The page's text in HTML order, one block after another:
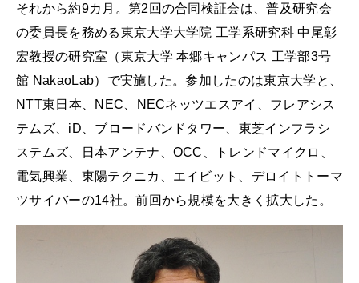
それから約9カ月。第2回の合同検証会は、普及研究会
の委員長を務める東京大学大学院 工学系研究科 中尾彰
宏教授の研究室（東京大学 本郷キャンパス 工学部3号
館 NakaoLab）で実施した。参加したのは東京大学と、
NTT東日本、NEC、NECネッツエスアイ、フレアシス
テムズ、iD、ブロードバンドタワー、東芝インフラシ
ステムズ、日本アンテナ、OCC、トレンドマイクロ、
電気興業、東陽テクニカ、エイビット、デロイトトーマ
ツサイバーの14社。前回から規模を大きく拡大した。